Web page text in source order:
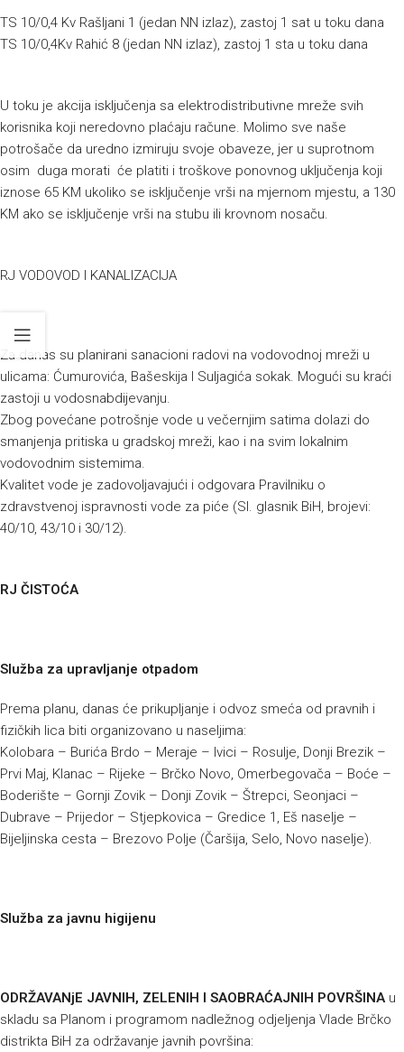
TS 10/0,4 Kv Rašljani 1 (jedan NN izlaz), zastoj 1 sat u toku dana
TS 10/0,4Kv Rahić 8 (jedan NN izlaz), zastoj 1 sta u toku dana
U toku je akcija isključenja sa elektrodistributivne mreže svih
korisnika koji neredovno plaćaju račune. Molimo sve naše
potrošače da uredno izmiruju svoje obaveze, jer u suprotnom
osim duga morati će platiti i troškove ponovnog uključenja koji
iznose 65 KM ukoliko se isključenje vrši na mjernom mjestu, a 130
KM ako se isključenje vrši na stubu ili krovnom nosaču.
RJ VODOVOD I KANALIZACIJA
Za danas su planirani sanacioni radovi na vodovodnoj mreži u
ulicama: Ćumurovića, Bašeskija I Suljagića sokak. Mogući su kraći
zastoji u vodosnabdijevanju.
Zbog povećane potrošnje vode u večernjim satima dolazi do
smanjenja pritiska u gradskoj mreži, kao i na svim lokalnim
vodovodnim sistemima.
Kvalitet vode je zadovoljavajući i odgovara Pravilniku o
zdravstvenoj ispravnosti vode za piće (Sl. glasnik BiH, brojevi:
40/10, 43/10 i 30/12).
RJ ČISTOĆA
Služba za upravljanje otpadom
Prema planu, danas će prikupljanje i odvoz smeća od pravnih i
fizičkih lica biti organizovano u naseljima:
Kolobara – Burića Brdo – Meraje – Ivici – Rosulje, Donji Brezik –
Prvi Maj, Klanac – Rijeke – Brčko Novo, Omerbegovača – Boće –
Boderište – Gornji Zovik – Donji Zovik – Štrepci, Seonjaci –
Dubrave – Prijedor – Stjepkovica – Gredice 1, Eš naselje –
Bijeljinska cesta – Brezovo Polje (Čaršija, Selo, Novo naselje).
Služba za javnu higijenu
ODRŽAVANjE JAVNIH, ZELENIH I SAOBRAĆAJNIH POVRŠINAu
skladu sa Planom i programom nadležnog odjeljenja Vlade Brčko
distrikta BiH za održavanje javnih površina: